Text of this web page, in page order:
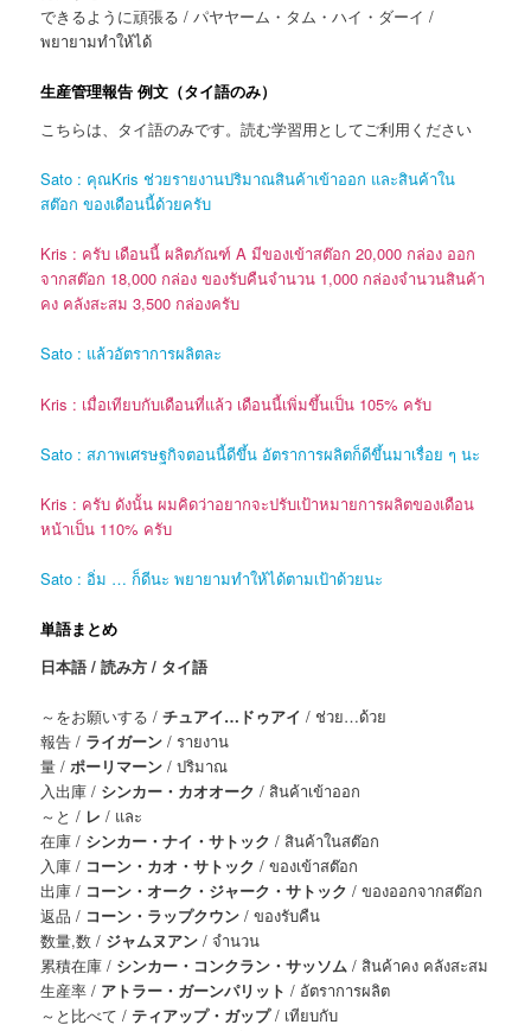
できるように頑張る / パヤヤーム・タム・ハイ・ダーイ /
พยายามทำให้ได้
生産管理報告 例文（タイ語のみ）
こちらは、タイ語のみです。読む学習用としてご利用ください
Sato : คุณKris ช่วยรายงานปริมาณสินค้าเข้าออก และสินค้าใน
สต๊อก ของเดือนนี้ด้วยครับ
Kris : ครับ เดือนนี้ ผลิตภัณฑ์ A มีของเข้าสต๊อก 20,000 กล่อง ออก
จากสต๊อก 18,000 กล่อง ของรับคืนจำนวน 1,000 กล่องจำนวนสินค้า
คง คลังสะสม 3,500 กล่องครับ
Sato : แล้วอัตราการผลิตละ
Kris : เมื่อเทียบกับเดือนที่แล้ว เดือนนี้เพิ่มขึ้นเป็น 105% ครับ
Sato : สภาพเศรษฐกิจตอนนี้ดีขึ้น อัตราการผลิตก็ดีขึ้นมาเรื่อย ๆ นะ
Kris : ครับ ดังนั้น ผมคิดว่าอยากจะปรับเป้าหมายการผลิตของเดือน
หน้าเป็น 110% ครับ
Sato : อิ่ม … ก็ดีนะ พยายามทำให้ได้ตามเป้าด้วยนะ
単語まとめ
日本語 / 読み方 / タイ語
～をお願いする /チュアイ…ドゥアイ / ช่วย…ด้วย
報告 / ライガーン / รายงาน
量 / ポーリマーン / ปริมาณ
入出庫 / シンカー・カオオーク / สินค้าเข้าออก
～と / レ/ และ
在庫 / シンカー・ナイ・サトック/ สินค้าในสต๊อก
入庫 / コーン・カオ・サトック / ของเข้าสต๊อก
出庫 / コーン・オーク・ジャーク・サトック / ของออกจากสต๊อก
返品 / コーン・ラップクウン / ของรับคืน
数量,数 / ジャムヌアン/ จำนวน
累積在庫 / シンカー・コンクラン・サッソム / สินค้าคง คลังสะสม
生産率 / アトラー・ガーンパリット / อัตราการผลิต
～と比べて / ティアップ・ガップ/ เทียบกับ